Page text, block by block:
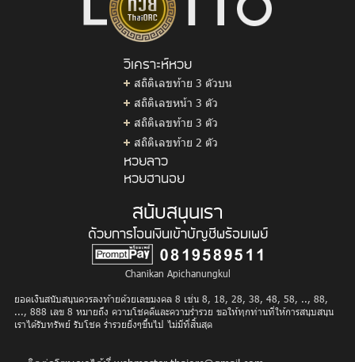
วิเคราะห์หวย
สถิติเลขท้าย 3 ตัวบน
สถิติเลขหน้า 3 ตัว
สถิติเลขท้าย 3 ตัว
สถิติเลขท้าย 2 ตัว
หวยลาว
หวยฮานอย
สนับสนุนเรา
ด้วยการโอนเงินเข้าบัญชีพร้อมเพย์
Chanikan Apichanungkul
ยอดเงินสนับสนุนควรลงท้ายด้วยเลขมงคล 8 เช่น 8, 18, 28, 38, 48, 58, .., 88,
..., 888 เลข 8 หมายถึง ความโชคดีและความร่ำรวย ขอให้ทุกท่านที่ให้การสนุบสนุน
เราได้รับทรัพย์ รับโชค ร่ำรวยยิ่งๆขึ้นไป ไม่มีที่สิ้นสุด